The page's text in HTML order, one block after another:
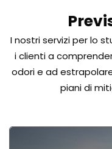
I nostri servizi per lo
i clienti a
odori e ad
piani di